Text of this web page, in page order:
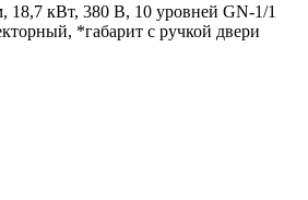
18,7 кВт, 380 В, 10 уровней GN-1/1
*габарит с ручкой двери